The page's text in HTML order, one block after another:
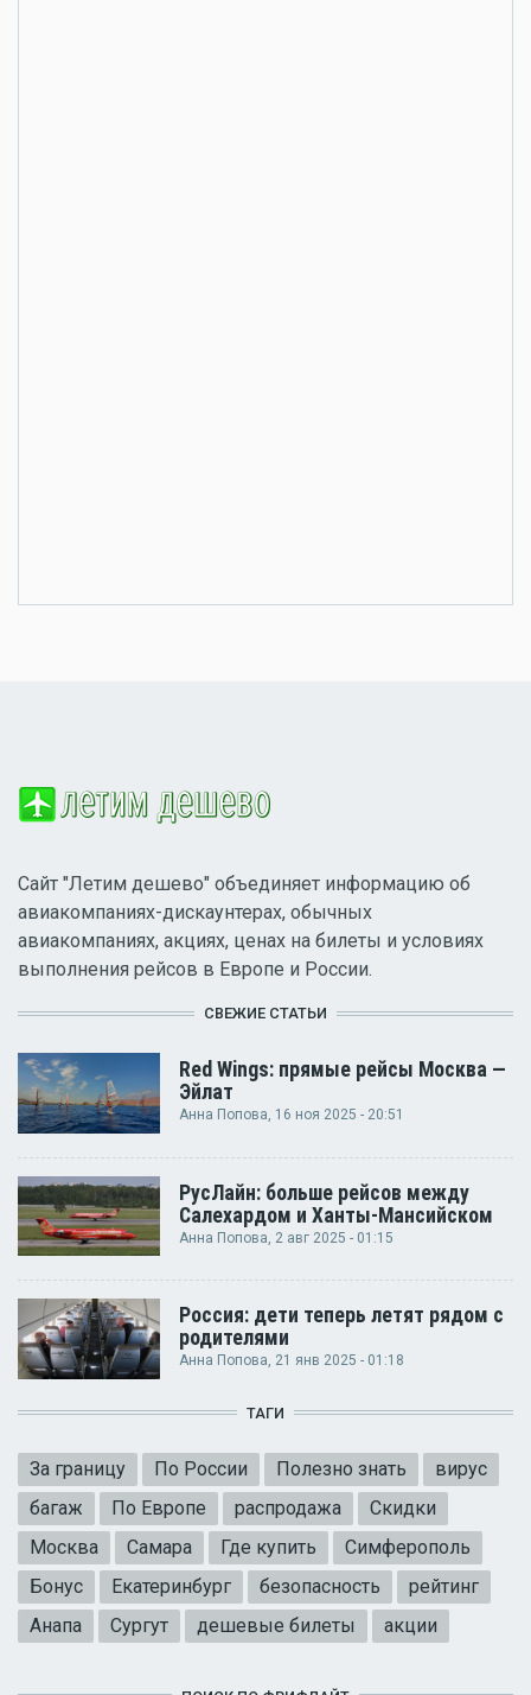
Сайт "Летим дешево" объединяет информацию об
авиакомпаниях-дискаунтерах, обычных
авиакомпаниях, акциях, ценах на билеты и условиях
выполнения рейсов в Европе и России.
СВЕЖИЕ СТАТЬИ
Red Wings: прямые рейсы Москва —
Эйлат
Анна Попова, 16 ноя 2025 - 20:51
РусЛайн: больше рейсов между
Салехардом и Ханты-Мансийском
Анна Попова , 2 авг 2025 - 01:15
Россия: дети теперь летят рядом с
родителями
Анна Попова, 21 янв 2025 - 01:18
ТАГИ
За границу По России Полезно знать
вирус
багаж
По Европе распродажа
Скидки
Москва
Самара Где купить
Симферополь
Бонус
Екатеринбург безопасность
рейтинг
Анапа
Сургут дешевые билеты акции